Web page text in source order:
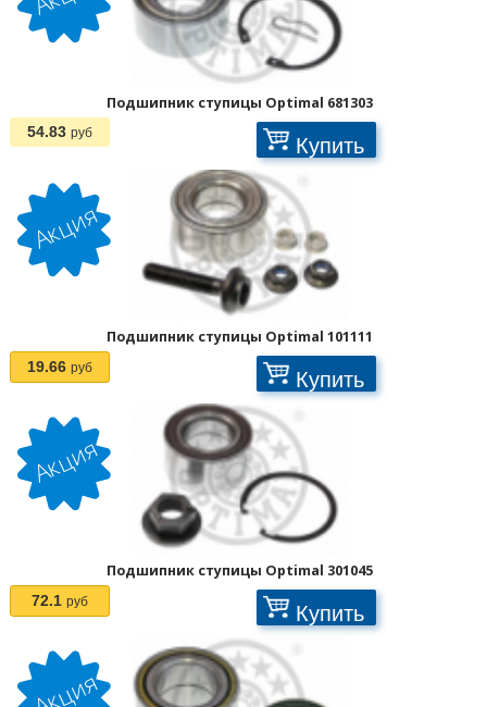
Подшипник ступицы Optimal 681303
54.83 руб Купить
Подшипник ступицы Optimal 101111
19.66 руб Купить
Подшипник ступицы Optimal 301045
72.1 руб Купить